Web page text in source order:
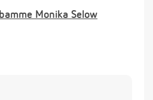
ist?!
bisher habe ich noch keine
erhalten.
noch von Wichtigkeit:
Monika Selow